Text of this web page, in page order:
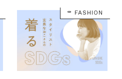
FASHION